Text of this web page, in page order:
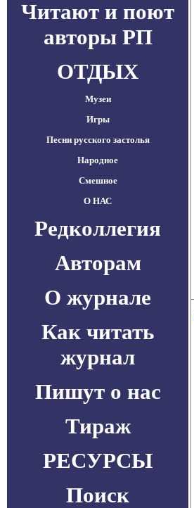
Читают и поют
авторы РП
ОТДЫХ
Музеи
Игры
Песни русского застолья
Народное
Смешное
О НАС
Редколлегия
Авторам
О журнале
Как читать
журнал
Пишут о нас
Тираж
РЕСУРСЫ
Поиск